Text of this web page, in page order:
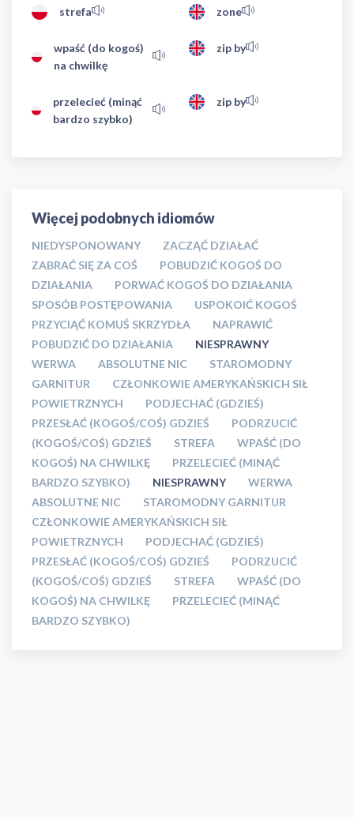
strefa zone
wpaść (do kogoś)
na chwilkę
zip by
przelecieć (minąć
bardzo szybko)
zip by
Więcej podobnych idiomów
NIEDYSPONOWANY
ZACZĄĆ DZIAŁAĆ
ZABRAĆ SIĘ ZA COŚ
POBUDZIĆ KOGOŚ DO
DZIAŁANIA
PORWAĆ KOGOŚ DO DZIAŁANIA
SPOSÓB POSTĘPOWANIA
USPOKOIĆ KOGOŚ
PRZYCIĄĆ KOMUŚ SKRZYDŁA
NAPRAWIĆ
POBUDZIĆ DO DZIAŁANIA
NIESPRAWNY
WERWA
ABSOLUTNE NIC
STAROMODNY
GARNITUR
CZŁONKOWIE AMERYKAŃSKICH SIŁ
POWIETRZNYCH
PODJECHAĆ (GDZIEŚ)
PRZESŁAĆ (KOGOŚ/COŚ) GDZIEŚ
PODRZUCIĆ
(KOGOŚ/COŚ) GDZIEŚ
STREFA
WPAŚĆ (DO
KOGOŚ) NA CHWILKĘ
PRZELECIEĆ (MINĄĆ
BARDZO SZYBKO)
NIESPRAWNY
WERWA
ABSOLUTNE NIC
STAROMODNY GARNITUR
CZŁONKOWIE AMERYKAŃSKICH SIŁ
POWIETRZNYCH
PODJECHAĆ (GDZIEŚ)
PRZESŁAĆ (KOGOŚ/COŚ) GDZIEŚ
PODRZUCIĆ
(KOGOŚ/COŚ) GDZIEŚ
STREFA
WPAŚĆ (DO
KOGOŚ) NA CHWILKĘ
PRZELECIEĆ (MINĄĆ
BARDZO SZYBKO)